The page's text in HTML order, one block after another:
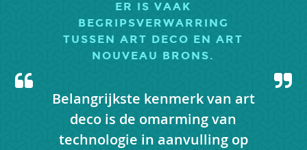
ER IS VAAK
BEGRIPSVERWARRING
TUSSEN ART DECO EN ART
NOUVEAU BRONS.
Belangrijkste kenmerk van art
deco is de omarming van
technologie in aanvulling op